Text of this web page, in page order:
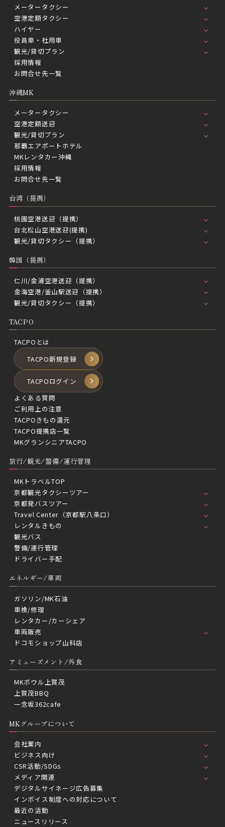
メータータクシー
空港定額タクシー
ハイヤー
役員車・社用車
観光/貸切プラン
採用情報
お問合せ先一覧
沖縄MK
メータータクシー
空港定額送迎
観光/貸切プラン
那覇エアポートホテル
MKレンタカー沖縄
採用情報
お問合せ先一覧
台湾（提携）
桃園空港送迎（提携）
台北松山空港送迎(提携)
観光/貸切タクシー（提携）
韓国（提携）
仁川/金浦空港送迎（提携）
金海空港/釜山駅送迎（提携）
観光/貸切タクシー（提携）
TACPO
TACPOとは
TACPO新規登録
TACPOログイン
よくある質問
ご利用上の注意
TACPOきもの還元
TACPO提携店一覧
MKグランシニアTACPO
旅行/観光/警備/運行管理
MKトラベルTOP
京都観光タクシーツアー
京都発バスツアー
Travel Center（京都駅八条口）
レンタルきもの
観光バス
警備/運行管理
ドライバー手配
エネルギー/車両
ガソリン/MK石油
車検/修理
レンタカー/カーシェア
車両販売
ドコモショップ山科店
アミューズメント/外食
MKボウル上賀茂
上賀茂BBQ
一念坂362cafe
MKグループについて
会社案内
ビジネス向け
CSR活動/SDGs
メディア関連
デジタルサイネージ広告募集
インボイス制度への対応について
最近の活動
ニュースリリース